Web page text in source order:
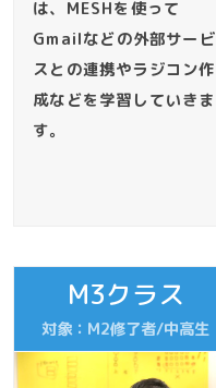
は、MESHを使って
Gmailなどの外部サービ
スとの連携やラジコン作
成などを学習していきま
す。
M3クラス
対象：M2修了者/中高生